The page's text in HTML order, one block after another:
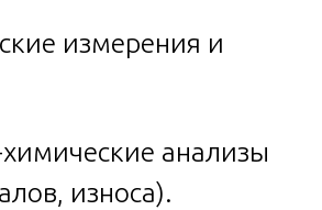
измерения и
анализы
износа).